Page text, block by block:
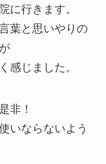
に行きます。
葉と思いやりの
感じました。
非！
いならないよう